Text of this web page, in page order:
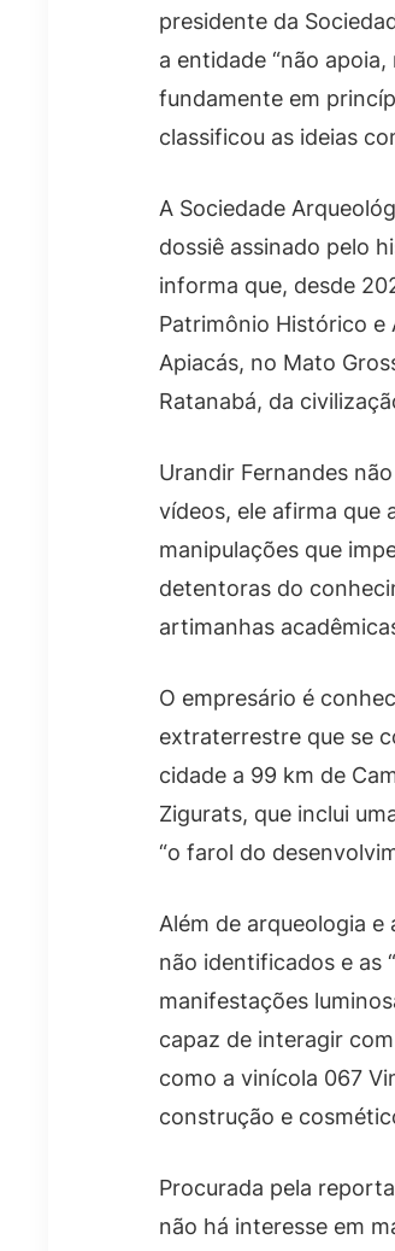
presidente da
a entidade “não
fundamente em
classificou as ideias
A Sociedade
dossiê assinado pelo
informa que, desde
Patrimônio Histórico
Apiacás, no Mato
Ratanabá, da
Urandir Fernandes
vídeos, ele afirma que
manipulações que
detentoras do
artimanhas
O empresário é
extraterrestre que se
cidade a 99 km de
Zigurats, que inclui
“o farol do
Além de arqueologia
não identificados e as
manifestações
capaz de interagir
como a vinícola 067
construção e
Procurada pela
não há interesse em